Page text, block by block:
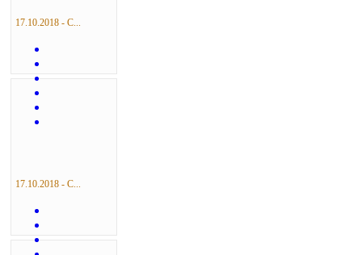
17.10.2018 - С...
17.10.2018 - С...